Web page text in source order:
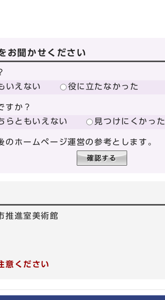
お聞かせください
いえない 役に立たなかった
すか？
らともいえない 見つけにくかった
ホームページ運営の参考とします。
推進室美術館
意ください